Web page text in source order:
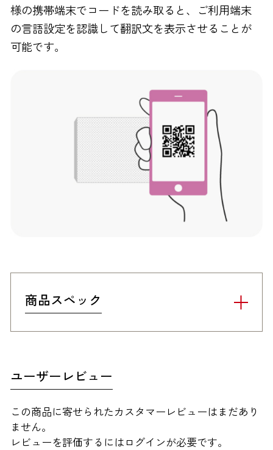
様の携帯端末でコードを読み取ると、ご利用端末
の言語設定を認識して翻訳文を表示させることが
可能です。
商品スペック
ユーザーレビュー
この商品に寄せられたカスタマーレビューはまだあり
ません。
レビューを評価するには ログインが必要です。